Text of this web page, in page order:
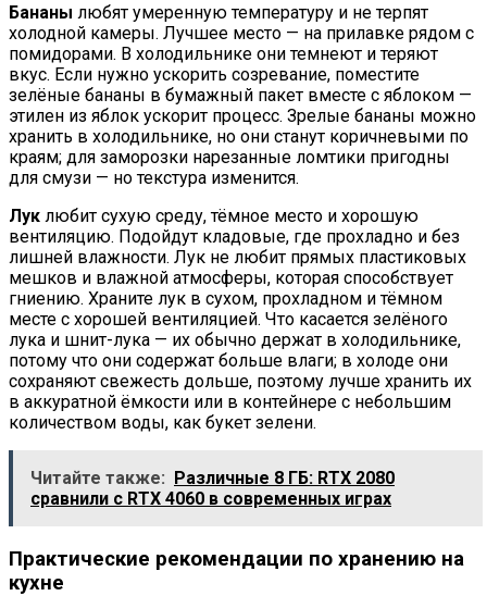
Бананы любят умеренную температуру и не терпят
холодной камеры. Лучшее место — на прилавке рядом с
помидорами. В холодильнике они темнеют и теряют
вкус. Если нужно ускорить созревание, поместите
зелёные бананы в бумажный пакет вместе с яблоком —
этилен из яблок ускорит процесс. Зрелые бананы можно
хранить в холодильнике, но они станут коричневыми по
краям; для заморозки нарезанные ломтики пригодны
для смузи — но текстура изменится.
Лук любит сухую среду, тёмное место и хорошую
вентиляцию. Подойдут кладовые, где прохладно и без
лишней влажности. Лук не любит прямых пластиковых
мешков и влажной атмосферы, которая способствует
гниению. Храните лук в сухом, прохладном и тёмном
месте с хорошей вентиляцией. Что касается зелёного
лука и шнит-лука — их обычно держат в холодильнике,
потому что они содержат больше влаги; в холоде они
сохраняют свежесть дольше, поэтому лучше хранить их
в аккуратной ёмкости или в контейнере с небольшим
количеством воды, как букет зелени.
Читайте также: Различные 8 ГБ: RTX 2080
сравнили с RTX 4060 в современных играх
Практические рекомендации по хранению на
кухне